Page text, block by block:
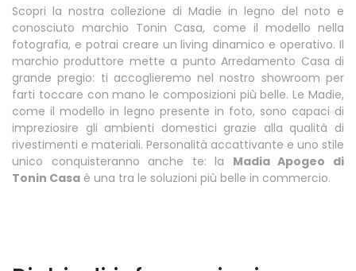
Scopri la nostra collezione di Madie in legno del noto e
conosciuto marchio Tonin Casa, come il modello nella
fotografia, e potrai creare un living dinamico e operativo. Il
marchio produttore mette a punto Arredamento Casa di
grande pregio: ti accoglieremo nel nostro showroom per
farti toccare con mano le composizioni più belle. Le Madie,
come il modello in legno presente in foto, sono capaci di
impreziosire gli ambienti domestici grazie alla qualità di
rivestimenti e materiali. Personalità accattivante e uno stile
unico conquisteranno anche te: la Madia Apogeo di
Tonin Casa è una tra le soluzioni più belle in commercio.